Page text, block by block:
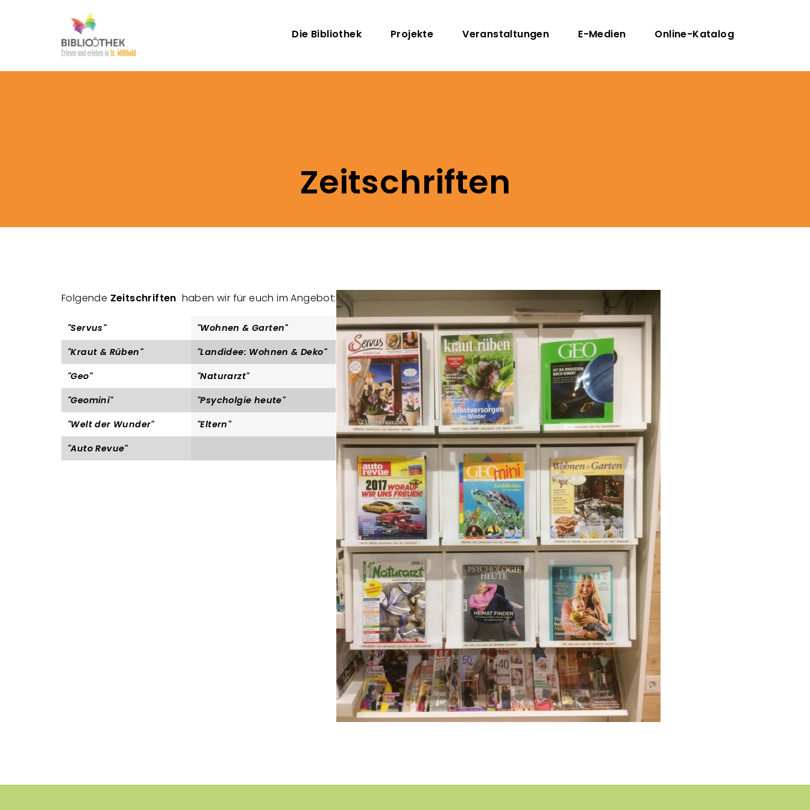
Hauptnavigation
Die Bibliothek Projekte Veranstaltungen E-Medien Online-Katalog
Zeitschriften
Folgende Zeitschriften haben wir für euch im Angebot:
"Servus"
"Wohnen & Garten"
"Kraut & Rüben"
"Landidee: Wohnen & Deko"
"Geo"
"Naturarzt"
"Geomini"
"Psycholgie heute"
"Welt der Wunder"
"Eltern"
"Auto Revue"